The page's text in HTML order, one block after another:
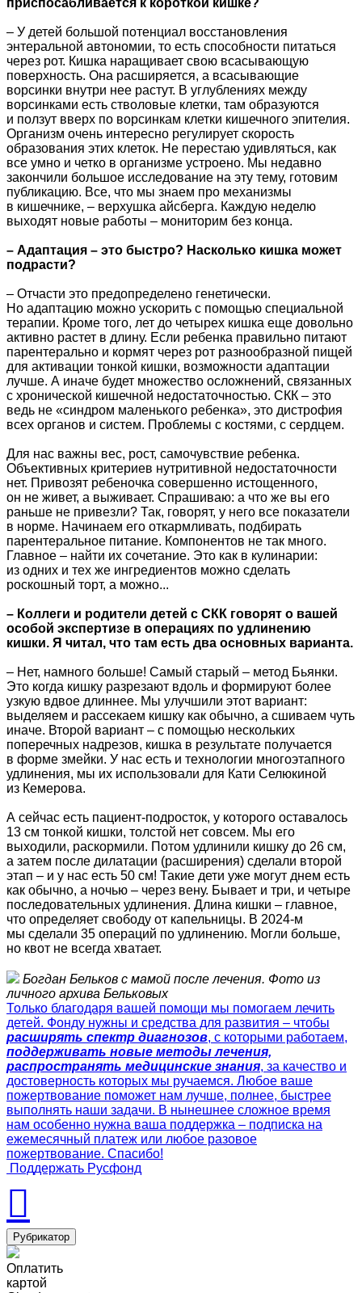
– У детей большой потенциал восстановления
энтеральной автономии, то есть способности питаться
через рот. Кишка наращивает свою всасывающую
поверхность. Она расширяется, а всасывающие
ворсинки внутри нее растут. В углублениях между
ворсинками есть стволовые клетки, там образуются
и ползут вверх по ворсинкам клетки кишечного эпителия.
Организм очень интересно регулирует скорость
образования этих клеток. Не перестаю удивляться, как
все умно и четко в организме устроено. Мы недавно
закончили большое исследование на эту тему, готовим
публикацию. Все, что мы знаем про механизмы
в кишечнике, – верхушка айсберга. Каждую неделю
выходят новые работы – мониторим без конца.
– Адаптация – это быстро? Насколько кишка может
подрасти?
– Отчасти это предопределено генетически.
Но адаптацию можно ускорить с помощью специальной
терапии. Кроме того, лет до четырех кишка еще довольно
активно растет в длину. Если ребенка правильно питают
парентерально и кормят через рот разнообразной пищей
для активации тонкой кишки, возможности адаптации
лучше. А иначе будет множество осложнений, связанных
с хронической кишечной недостаточностью. СКК – это
ведь не «синдром маленького ребенка», это дистрофия
всех органов и систем. Проблемы с костями, с сердцем.
Для нас важны вес, рост, самочувствие ребенка.
Объективных критериев нутритивной недостаточности
нет. Привозят ребеночка совершенно истощенного,
он не живет, а выживает. Спрашиваю: а что же вы его
раньше не привезли? Так, говорят, у него все показатели
в норме. Начинаем его откармливать, подбирать
парентеральное питание. Компонентов не так много.
Главное – найти их сочетание. Это как в кулинарии:
из одних и тех же ингредиентов можно сделать
роскошный торт, а можно...
– Коллеги и родители детей с СКК говорят о вашей
особой экспертизе в операциях по удлинению
кишки. Я читал, что там есть два основных варианта.
– Нет, намного больше! Самый старый – метод Бьянки.
Это когда кишку разрезают вдоль и формируют более
узкую вдвое длиннее. Мы улучшили этот вариант:
выделяем и рассекаем кишку как обычно, а сшиваем чуть
иначе. Второй вариант – с помощью нескольких
поперечных надрезов, кишка в результате получается
в форме змейки. У нас есть и технологии многоэтапного
удлинения, мы их использовали для Кати Селюкиной
из Кемерова.
А сейчас есть пациент-подросток, у которого оставалось
13 см тонкой кишки, толстой нет совсем. Мы его
выходили, раскормили. Потом удлинили кишку до 26 см,
а затем после дилатации (расширения) сделали второй
этап – и у нас есть 50 см! Такие дети уже могут днем есть
как обычно, а ночью – через вену. Бывает и три, и четыре
последовательных удлинения. Длина кишки – главное,
что определяет свободу от капельницы. В 2024-м
мы сделали 35 операций по удлинению. Могли больше,
но квот не всегда хватает.
Богдан Бельков с мамой после лечения. Фото из
личного архива Бельковых
Только благодаря вашей помощи мы помогаем лечить
детей. Фонду нужны и средства для развития – чтобы
расширять спектр диагнозов, с которыми работаем,
поддерживать новые методы лечения,
распространять медицинские знания, за качество и
достоверность которых мы ручаемся. Любое ваше
пожертвование поможет нам лучше, полнее, быстрее
выполнять наши задачи. В нынешнее сложное время
нам особенно нужна ваша поддержка – подписка на
ежемесячный платеж или любое разовое
пожертвование. Спасибо!
Поддержать Русфонд
Рубрикатор
Оплатить
картой